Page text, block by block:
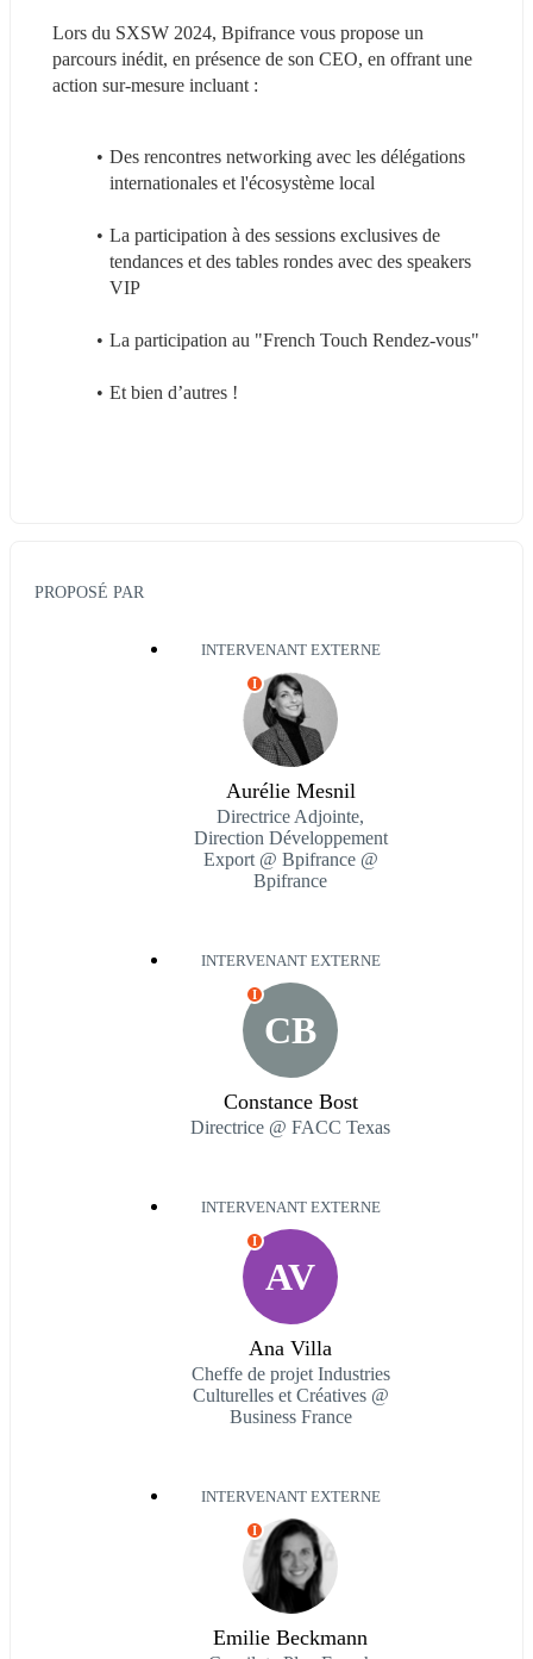
Lors du SXSW 2024, Bpifrance vous propose un
parcours inédit, en présence de son CEO, en offrant une
action sur-mesure incluant :
Des rencontres networking avec les délégations
internationales et l'écosystème local
La participation à des sessions exclusives de
tendances et des tables rondes avec des speakers
VIP
La participation au "French Touch Rendez-vous"
Et bien d’autres !
PROPOSÉ PAR
INTERVENANT EXTERNE
I
Aurélie Mesnil
Directrice Adjointe,
Direction Développement
Export @ Bpifrance @
Bpifrance
INTERVENANT EXTERNE
CB
I
Constance Bost
Directrice @ FACC Texas
INTERVENANT EXTERNE
AV
I
Ana Villa
Cheffe de projet Industries
Culturelles et Créatives @
Business France
INTERVENANT EXTERNE
I
Emilie Beckmann